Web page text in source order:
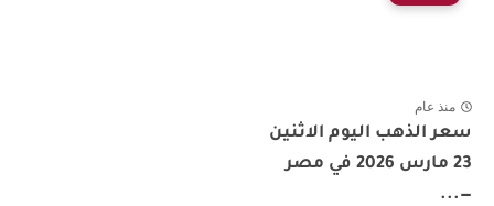
منذ عام
سعر الذهب اليوم الاثنين
23 مارس 2026 في مصر
—...